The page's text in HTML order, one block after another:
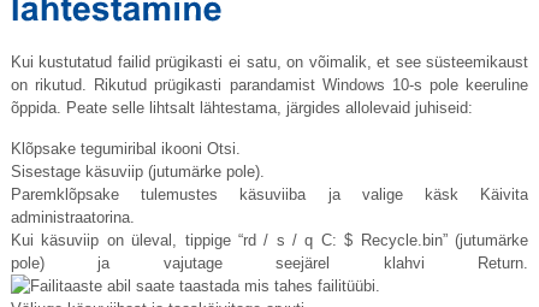
Kui kustutatud failid prügikasti ei satu, on võimalik, et see süsteemikaust
on rikutud. Rikutud prügikasti parandamist Windows 10-s pole keeruline
õppida. Peate selle lihtsalt lähtestama, järgides allolevaid juhiseid:
Klõpsake tegumiribal ikooni Otsi.
Sisestage käsuviip (jutumärke pole).
Paremklõpsake tulemustes käsuviiba ja valige käsk Käivita
administraatorina.
Kui käsuviip on üleval, tippige “rd / s / q C: $ Recycle.bin” (jutumärke
pole) ja vajutage seejärel klahvi Return.